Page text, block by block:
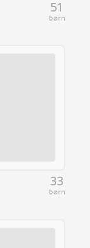
51
børn
33
børn